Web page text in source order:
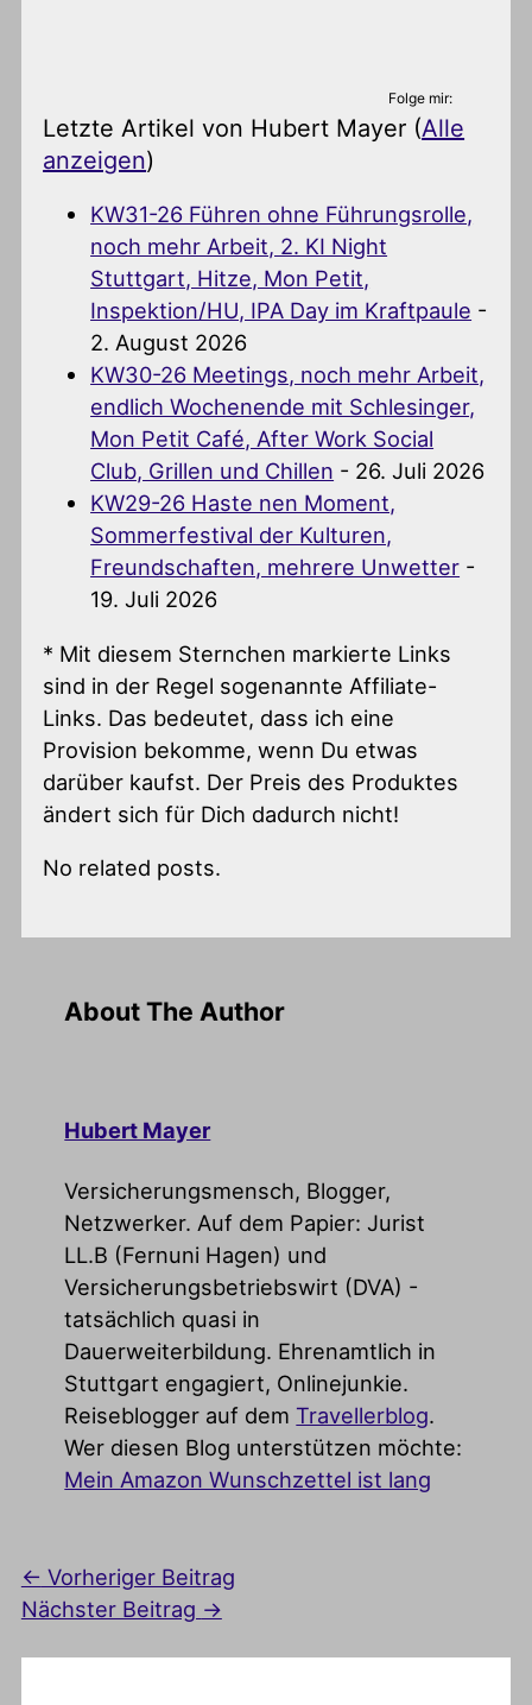
Folge mir:
Letzte Artikel von Hubert Mayer (Alle
anzeigen)
KW31-26 Führen ohne Führungsrolle,
noch mehr Arbeit, 2. KI Night
Stuttgart, Hitze, Mon Petit,
Inspektion/HU, IPA Day im Kraftpaule -
2. August 2026
KW30-26 Meetings, noch mehr Arbeit,
endlich Wochenende mit Schlesinger,
Mon Petit Café, After Work Social
Club, Grillen und Chillen - 26. Juli 2026
KW29-26 Haste nen Moment,
Sommerfestival der Kulturen,
Freundschaften, mehrere Unwetter -
19. Juli 2026
* Mit diesem Sternchen markierte Links
sind in der Regel sogenannte Affiliate-
Links. Das bedeutet, dass ich eine
Provision bekomme, wenn Du etwas
darüber kaufst. Der Preis des Produktes
ändert sich für Dich dadurch nicht!
No related posts.
About The Author
Hubert Mayer
Versicherungsmensch, Blogger,
Netzwerker. Auf dem Papier: Jurist
LL.B (Fernuni Hagen) und
Versicherungsbetriebswirt (DVA) -
tatsächlich quasi in
Dauerweiterbildung. Ehrenamtlich in
Stuttgart engagiert, Onlinejunkie.
Reiseblogger auf dem Travellerblog.
Wer diesen Blog unterstützen möchte:
Mein Amazon Wunschzettel ist lang
← Vorheriger Beitrag
Nächster Beitrag →